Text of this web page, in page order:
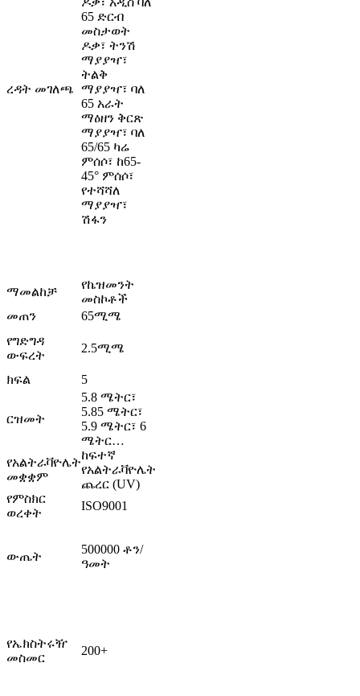
ረዳት መገለጫ
65 ድርብ
መስታወት
ዶቃ፣ ትንሽ
ማያያዣ፣
ትልቅ
ማያያዣ፣ ባለ
65 አራት
ማዕዘን ቅርጽ
ማያያዣ፣ ባለ
65/65 ካሬ
ምሰሶ፣ ከ65-
45° ምሰሶ፣
የተሻሻለ
ማያያዣ፣
ሽፋን
ማመልከቻ
የኬዝመንት
መስኮቶች
መጠን
65ሚሜ
የግድግዳ
ውፍረት
2.5ሚሜ
ክፍል 5
ርዝመት
5.8 ሜትር፣
5.85 ሜትር፣
5.9 ሜትር፣ 6
ሜትር…
የአልትራቫዮሌት
መቋቋም
ከፍተኛ
የአልትራቫዮሌት
ጨረር (UV)
የምስክር
ወረቀት
ISO9001
ውጤት
500000 ቶን/
ዓመት
የኤክስትሩዥ
መስመር
200+